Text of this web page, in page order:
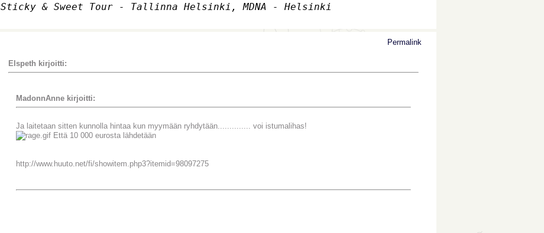
Sticky & Sweet Tour - Tallinna Helsinki, MDNA - Helsinki
Permalink
Elspeth kirjoitti:
MadonnAnne kirjoitti:
Ja laitetaan sitten kunnolla hintaa kun myymään ryhdytään.............. voi istumalihas!
Että 10 000 eurosta lähdetään
http://www.huuto.net/fi/showitem.php3?itemid=98097275